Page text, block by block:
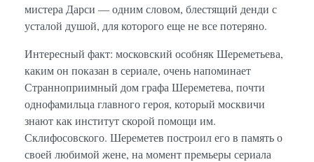
мистера Дарси — одним словом, блестящий денди с
усталой душой, для которого еще не все потеряно.
Интересный факт: московский особняк Шереметьева,
каким он показан в сериале, очень напоминает
Странноприимный дом графа Шереметева, почти
однофамильца главного героя, который москвичи
знают как институт скорой помощи им.
Склифосовского. Шереметев построил его в память о
своей любимой жене, на момент премьеры сериала